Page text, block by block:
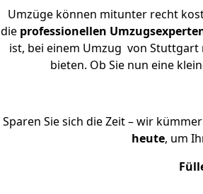
Umzüge können mitunter recht
die professionellen
ist, bei einem Umzug von Stuttgart
bieten. Ob Sie nun eine
Sparen Sie sich die Zeit – wir
heute, um